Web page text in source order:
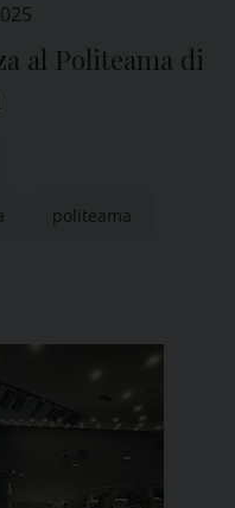
al Politeama di
politeama